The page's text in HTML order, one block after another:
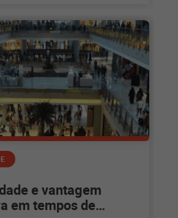
e vantagem
em tempos de